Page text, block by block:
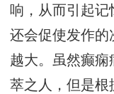
响，从而引起记
还会促使发作的
越大。虽然癫
萃之人，但是根